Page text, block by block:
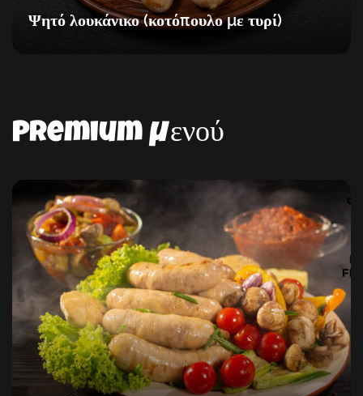
Ψητό λουκάνικο (κοτόπουλο με τυρί)
Premium μενού